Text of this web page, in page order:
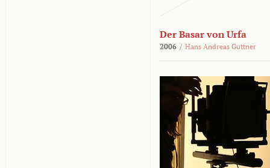
Der Basar von Urfa
2006 / Hans Andreas Guttner